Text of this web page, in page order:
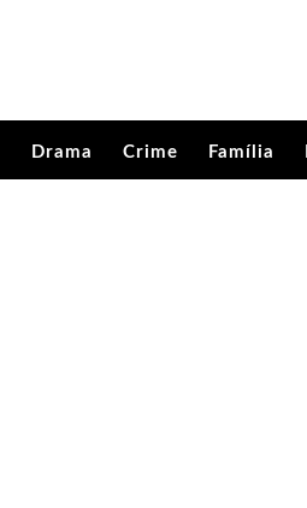
Drama Crime Família